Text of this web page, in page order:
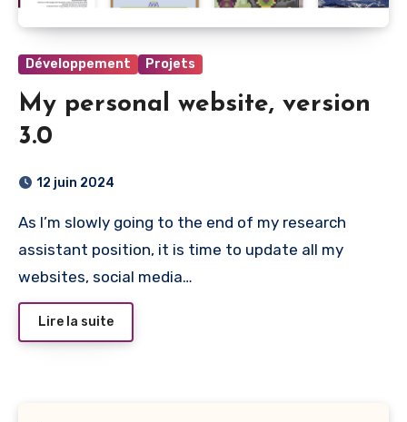
Développement Projets
My personal website, version
3.0
12 juin 2024
As I’m slowly going to the end of my research
assistant position, it is time to update all my
websites, social media…
Lire la suite